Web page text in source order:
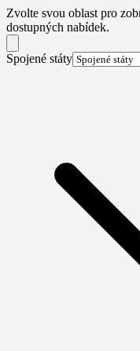
Zvolte svou oblast pro
dostupných nabídek.
Spojené státy